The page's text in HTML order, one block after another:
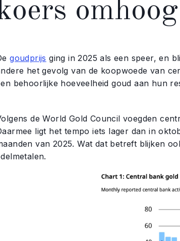
omhoog
goudprijs ging in 2025 als een speer, en
het gevolg van de koopwoede van
behoorlijke hoeveelheid goud aan hun
de World Gold Council voegden
ligt het tempo iets lager dan in
van 2025. Wat dat betreft blijken